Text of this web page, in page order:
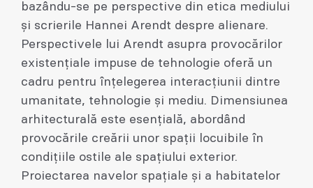
bazându-se pe perspective din etica mediului
și scrierile Hannei Arendt despre alienare.
Perspectivele lui Arendt asupra provocărilor
existențiale impuse de tehnologie oferă un
cadru pentru înțelegerea interacțiunii dintre
umanitate, tehnologie și mediu. Dimensiunea
arhitecturală este esențială, abordând
provocările creării unor spații locuibile în
condițiile ostile ale spațiului exterior.
Proiectarea navelor spațiale și a habitatelor